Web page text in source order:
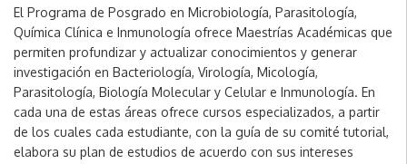
El Programa de Posgrado en Microbiología, Parasitología,
Química Clínica e Inmunología ofrece Maestrías Académicas que
permiten profundizar y actualizar conocimientos y generar
investigación en Bacteriología, Virología, Micología,
Parasitología, Biología Molecular y Celular e Inmunología. En
cada una de estas áreas ofrece cursos especializados, a partir
de los cuales cada estudiante, con la guía de su comité tutorial,
elabora su plan de estudios de acuerdo con sus intereses